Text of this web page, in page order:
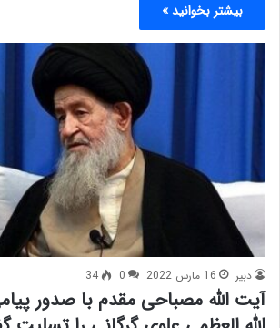
بیشتر بخوانید »
دبیر 16 مارس 2022 0
34
آیت الله مصباحی مقدم با صدور